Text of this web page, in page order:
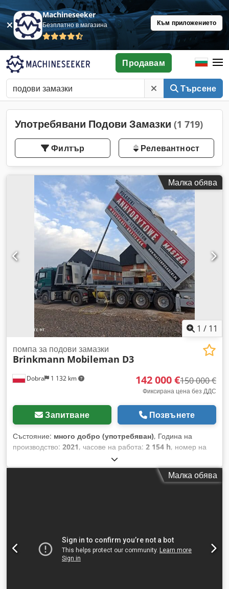
Machineseeker
Безплатно в магазина Към приложението
Търсене
Продавам
Употребявани Подови Замазки (1 719)
Филтър Релевантност
Малка обява
1 / 11
Dobra 1 132 km
помпа за подови замазки
Brinkmann Mobileman D3
142 000 €150 000 €
Фиксирана цена без ДДС
Запитване Позвънете
Състояние: много добро (употребяван), Година на
производство: 2021, часове на работа: 2 154 h, номер на
WKY3S0639MM043215
Продавам транспортьор за анхидритни замазки с
възможност и за производство на стиробетон. Година на
Малка обява